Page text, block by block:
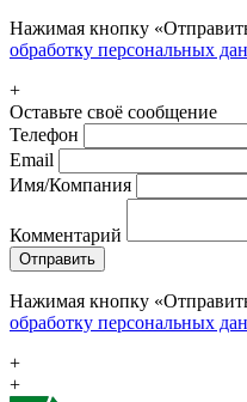
Нажимая кнопку
обработку персональных
+
Оставьте своё сообщение
Телефон
Email
Имя/Компания
Комментарий
Отправить
Нажимая кнопку
обработку персональных
+
+